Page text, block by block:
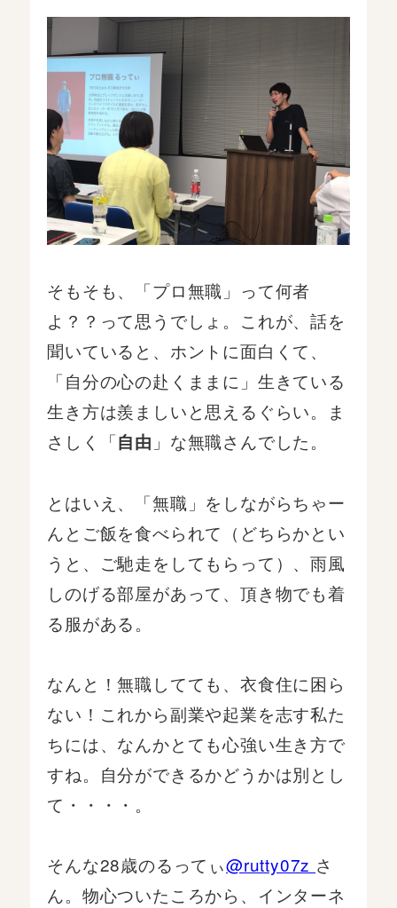
そもそも、「プロ無職」って何者
よ？？って思うでしょ。これが、話を
聞いていると、ホントに面白くて、
「自分の心の赴くままに」生きている
生き方は羨ましいと思えるぐらい。ま
さしく「自由 」な無職さんでした。
とはいえ、「無職」をしながらちゃー
んとご飯を食べられて（どちらかとい
うと、ご馳走をしてもらって）、雨風
しのげる部屋があって、頂き物でも着
る服がある。
なんと！無職してても、衣食住に困ら
ない！これから副業や起業を志す私た
ちには、なんかとても心強い生き方で
すね。自分ができるかどうかは別とし
て・・・・。
そんな28歳のるってぃ@rutty07z さ
ん。物心ついたころから、インターネ